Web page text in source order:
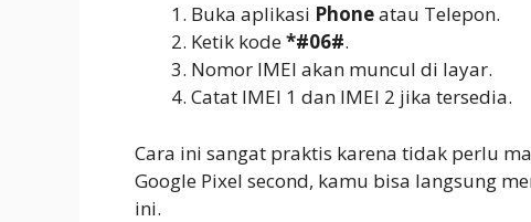
Buka aplikasi Phoneatau Telepon.
Ketik kode*#06#.
Nomor IMEI akan muncul di layar.
Catat IMEI 1 dan IMEI 2 jika tersedia.
Cara ini sangat praktis karena tidak perlu
Google Pixel second, kamu bisa langsung
ini.